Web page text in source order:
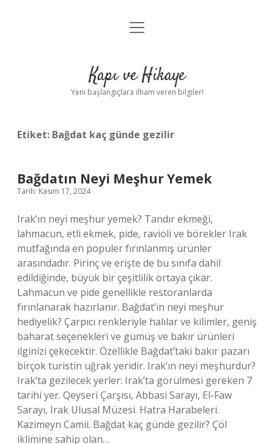
Anasayfa
Yasal Uyarı
menüyü
Kapı ve Hikaye
Yeni başlangıçlara ilham veren bilgiler!
Etiket: Bağdat kaç günde gezilir
Bağdatın Neyi Meşhur Yemek
Tarih: Kasım 17, 2024
Irak’ın neyi meşhur yemek? Tandır ekmeği,
lahmacun, etli ekmek, pide, ravioli ve börekler Irak
mutfağında en popüler fırınlanmış ürünler
arasındadır. Pirinç ve erişte de bu sınıfa dahil
edildiğinde, büyük bir çeşitlilik ortaya çıkar.
Lahmacun ve pide genellikle restoranlarda
fırınlanarak hazırlanır. Bağdat’ın neyi meşhur
hediyelik? Çarpıcı renkleriyle halılar ve kilimler, geniş
baharat seçenekleri ve gümüş ve bakır ürünleri
ilginizi çekecektir. Özellikle Bağdat’taki bakır pazarı
birçok turistin uğrak yeridir. Irak’ın neyi meşhurdur?
Irak’ta gezilecek yerler: Irak’ta görülmesi gereken 7
tarihi yer. Qeyseri Çarşısı, Abbasi Sarayı, El-Faw
Sarayı, Irak Ulusal Müzesi. Hatra Harabeleri.
Kazimeyn Camii. Bağdat kaç günde gezilir? Çöl
iklimine sahip olan…